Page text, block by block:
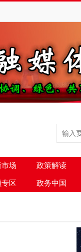
场 政策解读
区 政务中国